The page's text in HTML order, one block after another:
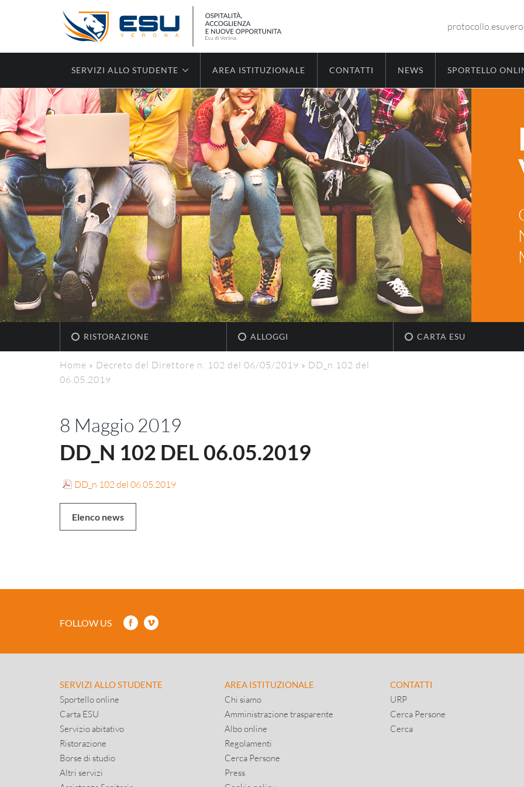
SERVIZI ALLO STUDENTE AREA ISTITUZIONALE CONTATTI NEWS SPORTELLO
RISTORAZIONE ALLOGGI CARTA ESU
Home » Decreto del Direttore n. 102 del 06/05/2019 » DD_n 102 del
06.05.2019
8 Maggio 2019
DD_N 102 DEL 06.05.2019
DD_n 102 del 06.05.2019
Elenco news
FOLLOW US
SERVIZI ALLO STUDENTE
Sportello online
Carta ESU
Servizio abitativo
Ristorazione
Borse di studio
Altri servizi
AREA ISTITUZIONALE
Chi siamo
Amministrazione trasparente
Albo online
Regolamenti
Cerca Persone
Press
CONTATTI
URP
Cerca Persone
Cerca